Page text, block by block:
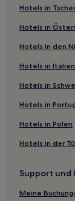
Hotels nahe
Hotels nahe
Manchester
Hotels nahe
Hotels nahe
Hotels nahe
Hotels nahe
St. John's:
Hotels nahe
Hotels nahe
Hotels in
Hotels in
Hotels in den
Hotels in Italien
Hotels in
Hotels in
Hotels in Polen
Hotels in der
Support und
Meine